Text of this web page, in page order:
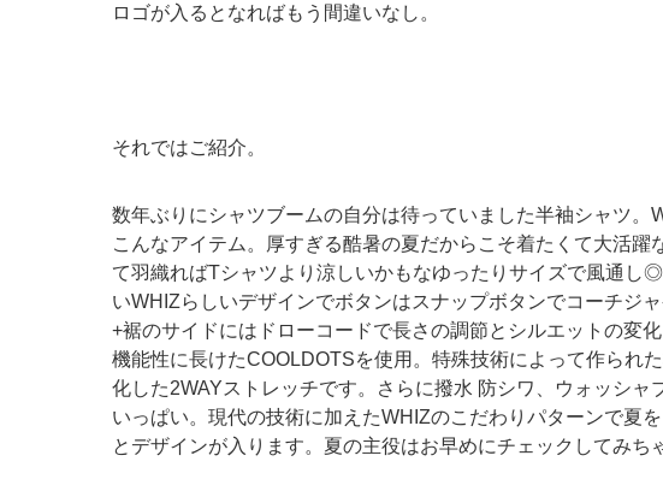
ロゴが入るとなればもう間違いなし。
それではご紹介。
数年ぶりにシャツブームの自分は待っていました半袖シャツ
こんなアイテム。厚すぎる酷暑の夏だからこそ着たくて大活
て羽織ればTシャツより涼しいかもなゆったりサイズで風通し
いWHIZらしいデザインでボタンはスナップボタンでコーチジ
+裾のサイドにはドローコードで長さの調節とシルエットの変
機能性に長けたCOOLDOTSを使用。特殊技術によって作られ
化した2WAYストレッチです。さらに撥水 防シワ、ウォッシャ
いっぱい。現代の技術に加えたWHIZのこだわりパターンで夏
とデザインが入ります。夏の主役はお早めにチェックしてみち